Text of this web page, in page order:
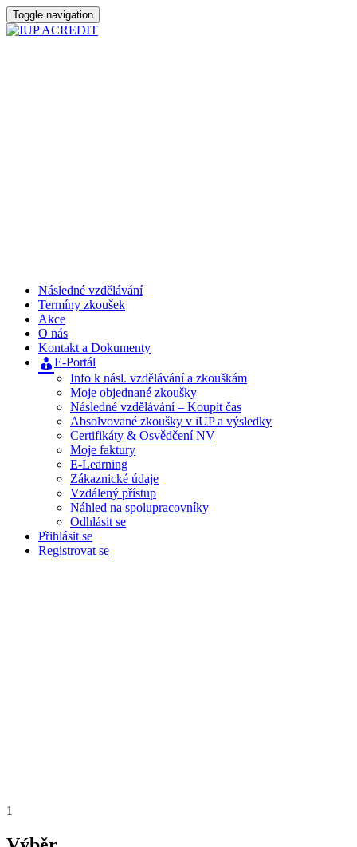
Toggle navigation
Následné vzdělávání
Termíny zkoušek
Akce
O nás
Kontakt a Dokumenty
E-Portál
Info k násl. vzdělávání a zkouškám
Moje objednané zkoušky
Následné vzdělávání – Koupit čas
Absolvované zkoušky v iUP a výsledky
Certifikáty & Osvědčení NV
Moje faktury
E-Learning
Zákaznické údaje
Vzdálený přístup
Náhled na spolupracovníky
Odhlásit se
Přihlásit se
Registrovat se
1